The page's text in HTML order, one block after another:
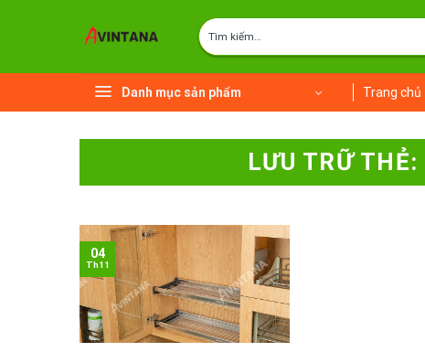
Tìm
kiếm:
Danh mục sản phẩm Trang chủ
LƯU TRỮ THẺ:
04
Th11